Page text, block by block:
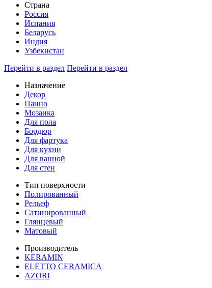
Страна
Россия
Испания
Беларусь
Индия
Узбекистан
Перейти в раздел Перейти в раздел
Назначение
Декор
Панно
Мозаика
Для пола
Бордюр
Для фартука
Для кухни
Для ванной
Для стен
Тип поверхности
Полированный
Рельеф
Сатинированный
Глянцевый
Матовый
Производитель
KERAMIN
ELETTO CERAMICA
AZORI